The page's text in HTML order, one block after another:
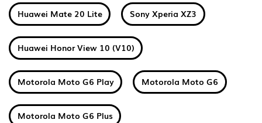
Huawei Mate 20 Lite Sony Xperia XZ3
Huawei Honor View 10 (V10)
Motorola Moto G6 Play Motorola Moto G6
Motorola Moto G6 Plus